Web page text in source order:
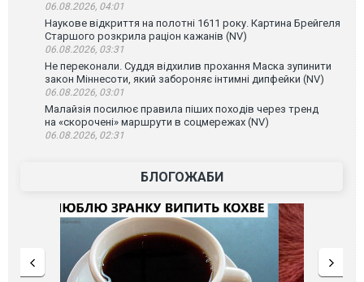
06.08.2026, 04:01
Наукове відкриття на полотні 1611 року. Картина Брейгеля
Старшого розкрила раціон кажанів (NV)
06.08.2026, 03:31
Не переконали. Суддя відхилив прохання Маска зупинити
закон Міннесоти, який забороняє інтимні дипфейки (NV)
06.08.2026, 03:01
Малайзія посилює правила піших походів через тренд
на «скорочені» маршрути в соцмережах (NV)
06.08.2026, 02:31
БЛОГОЖАБИ